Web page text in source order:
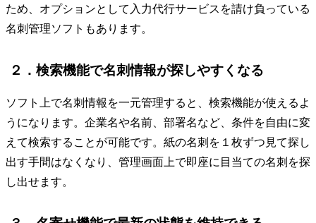
ため、オプションとして入力代行サービスを請け負っている
名刺管理ソフトもあります。
２．検索機能で名刺情報が探しやすくなる
ソフト上で名刺情報を一元管理すると、検索機能が使えるよ
うになります。企業名や名前、部署名など、条件を自由に変
えて検索することが可能です。紙の名刺を１枚ずつ見て探し
出す手間はなくなり、管理画面上で即座に目当ての名刺を探
し出せます。